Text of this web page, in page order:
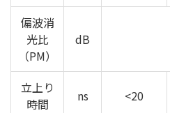
偏波消
光比
（PM）
dB
立上り
時間
ns <20